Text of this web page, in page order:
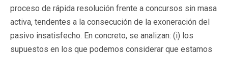
proceso de rápida resolución frente a concursos sin masa
activa, tendentes a la consecución de la exoneración del
pasivo insatisfecho. En concreto, se analizan: (i) los
supuestos en los que podemos considerar que estamos